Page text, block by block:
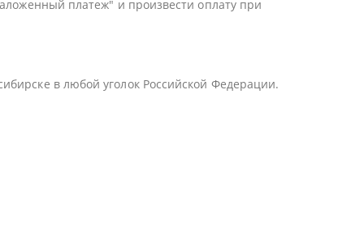
платеж" и произвести оплату при
в любой уголок Российской Федерации.